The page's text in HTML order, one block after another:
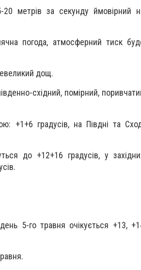
20 метрів за секунду ймовірний
погода, атмосферний тиск
дощ.
східний, помірний,
+1+6 градусів, на Півдні та
до +12+16 градусів, у
5-го травня очікується +13,